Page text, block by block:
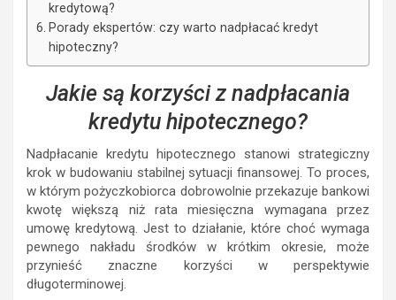
kredytową?
Porady ekspertów: czy warto nadpłacać kredyt
hipoteczny?
Jakie są korzyści z nadpłacania
kredytu hipotecznego?
Nadpłacanie kredytu hipotecznego stanowi strategiczny
krok w budowaniu stabilnej sytuacji finansowej. To proces,
w którym pożyczkobiorca dobrowolnie przekazuje bankowi
kwotę większą niż rata miesięczna wymagana przez
umowę kredytową. Jest to działanie, które choć wymaga
pewnego nakładu środków w krótkim okresie, może
przynieść znaczne korzyści w perspektywie
długoterminowej.